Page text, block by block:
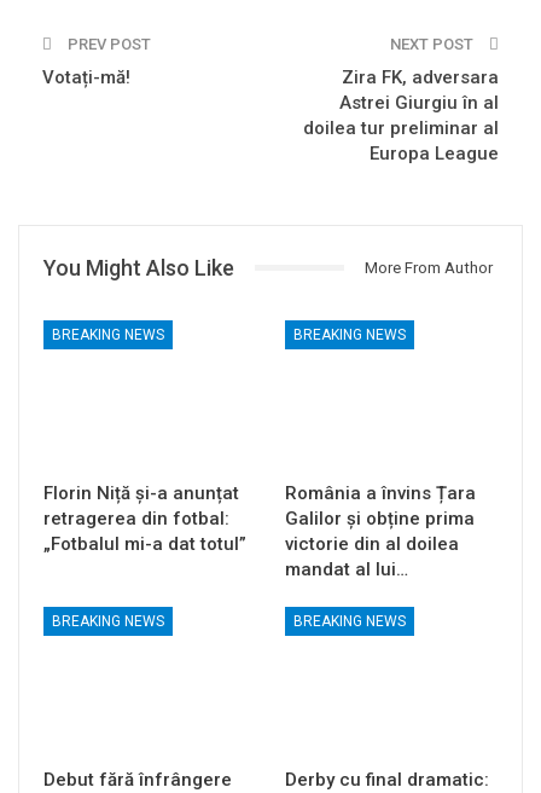
PREV POST
Votați-mă!
NEXT POST
Zira FK, adversara
Astrei Giurgiu în al
doilea tur preliminar al
Europa League
You Might Also Like More From Author
BREAKING NEWS
Florin Niță și-a anunțat
retragerea din fotbal:
„Fotbalul mi-a dat totul”
BREAKING NEWS
România a învins Țara
Galilor și obține prima
victorie din al doilea
mandat al lui…
BREAKING NEWS
Debut fără înfrângere
BREAKING NEWS
Derby cu final dramatic: